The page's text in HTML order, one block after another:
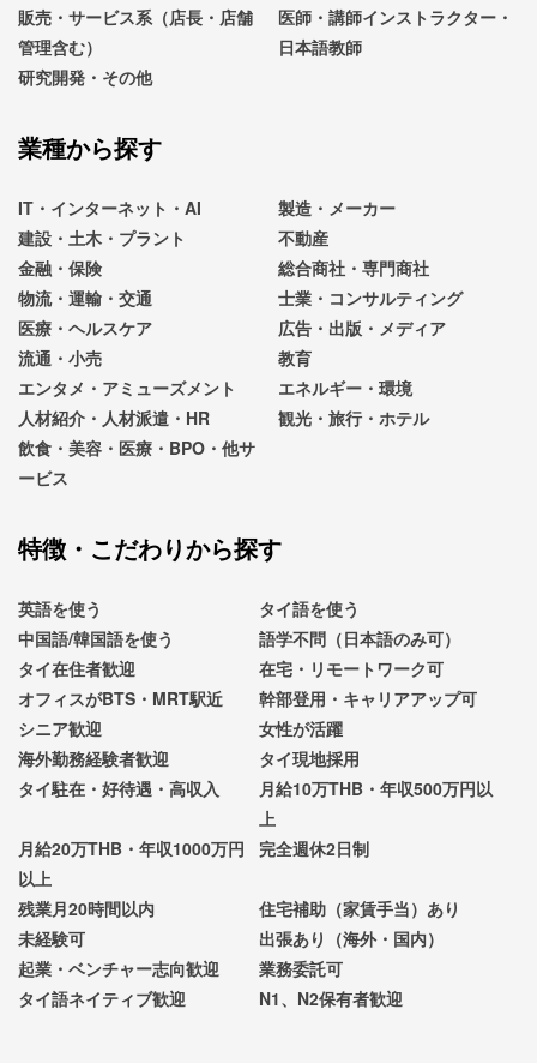
販売・サービス系（店長・店舗
管理含む）
医師・講師インストラクター・
日本語教師
研究開発・その他
業種から探す
IT・インターネット・AI
製造・メーカー
建設・土木・プラント
不動産
金融・保険
総合商社・専門商社
物流・運輸・交通
士業・コンサルティング
医療・ヘルスケア
広告・出版・メディア
流通・小売
教育
エンタメ・アミューズメント
エネルギー・環境
人材紹介・人材派遣・HR
観光・旅行・ホテル
飲食・美容・医療・BPO・他サ
ービス
特徴・こだわりから探す
英語を使う
タイ語を使う
中国語/韓国語を使う
語学不問（日本語のみ可）
タイ在住者歓迎
在宅・リモートワーク可
オフィスがBTS・MRT駅近
幹部登用・キャリアアップ可
シニア歓迎
女性が活躍
海外勤務経験者歓迎
タイ現地採用
タイ駐在・好待遇・高収入
月給10万THB・年収500万円以
上
月給20万THB・年収1000万円
以上
完全週休2日制
残業月20時間以内
住宅補助（家賃手当）あり
未経験可
出張あり（海外・国内）
起業・ベンチャー志向歓迎
業務委託可
タイ語ネイティブ歓迎
N1、N2保有者歓迎